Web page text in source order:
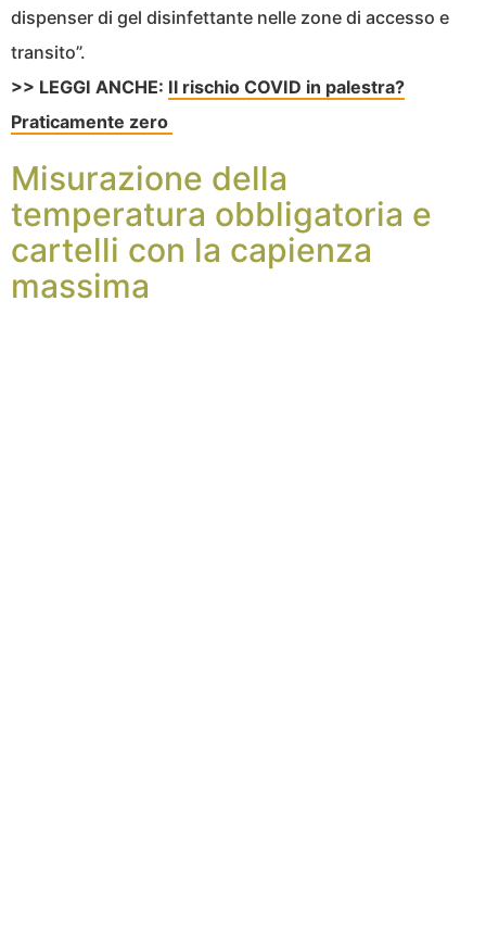
dispenser di gel disinfettante nelle zone di accesso e
transito”.
>> LEGGI ANCHE: Il rischio COVID in palestra?
Praticamente zero
Misurazione della
temperatura obbligatoria e
cartelli con la capienza
massima